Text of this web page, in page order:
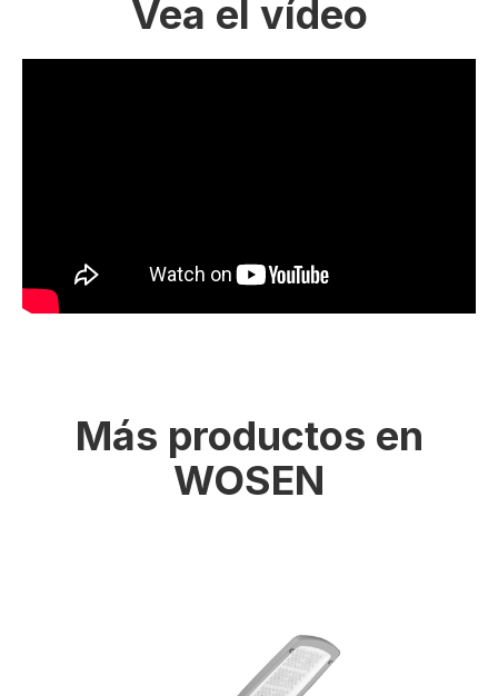
Vea el vídeo
Más productos en
WOSEN